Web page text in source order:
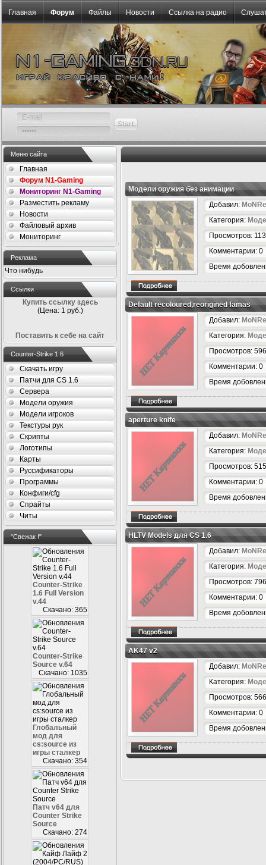
Главная Форум Файлы Новости Ссылка на радио
Меню сайта
Главная
Форум N1-Gaming
Мониторинг N1-Gaming
Разместить рекламу
Новости
Файловый архив
Мониторинг
Реклама
Что нибудь
Ссылки
Купить ссылку здесь
(Цена: 1 руб.)
Поставить к себе на сайт
Counter-Strike 1.6
Скачать игру
Патчи для CS 1.6
Сервера
Модели оружия
Модели игроков
Текстуры рук
Скрипты
Логотипы
Карты
Руссификаторы
Программы
Конфиги/cfg
Спрайты
Читы
"Свежак !"
Counter-Strike
1.6 Full Version
v.44
Скачано: 365
Counter-Strike
Source v.64
Скачано: 1035
Глобальный
мод для
cs:source из
игры сталкер
Скачано: 354
Патч v64 для
Counter Strike
Source
Скачано: 274
Модели оружия без анимации
Добавил:
Категория:
Просмотров:
Комментарии: 0
Время
Default recoloured,reorigined famas
Добавил:
Категория:
Просмотров: 596
Комментарии: 0
Время
aperture knife
Добавил:
Категория:
Просмотров: 515
Комментарии: 0
Время
HLTV Models для CS 1.6
Добавил:
Категория:
Просмотров: 796
Комментарии: 0
Время
AK47 v2
Добавил:
Категория:
Просмотров: 566
Комментарии: 0
Время